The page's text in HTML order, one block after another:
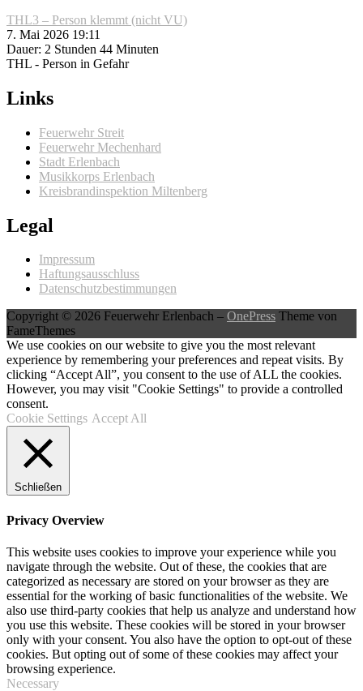
THL3 – Person klemmt (nicht VU)
7. Mai 2026 19:11
Dauer: 2 Stunden 44 Minuten
THL - Person in Gefahr
Links
Feuerwehr Streit
Feuerwehr Mechenhard
Stadt Erlenbach
Musikkorps Erlenbach
Kreisbrandinspektion Miltenberg
Legal
Impressum
Haftungsausschluss
Datenschutzbestimmungen
Copyright © 2026 Feuerwehr Erlenbach – OnePress Theme von
FameThemes
We use cookies on our website to give you the most relevant
experience by remembering your preferences and repeat visits. By
clicking “Accept All”, you consent to the use of ALL the cookies.
However, you may visit "Cookie Settings" to provide a controlled
consent.
Cookie Settings Accept All
Schließen
Privacy Overview
This website uses cookies to improve your experience while you
navigate through the website. Out of these, the cookies that are
categorized as necessary are stored on your browser as they are
essential for the working of basic functionalities of the website. We
also use third-party cookies that help us analyze and understand how
you use this website. These cookies will be stored in your browser
only with your consent. You also have the option to opt-out of these
cookies. But opting out of some of these cookies may affect your
browsing experience.
Necessary